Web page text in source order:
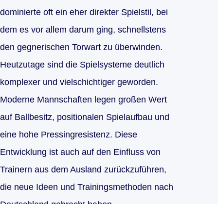
dominierte oft ein eher direkter Spielstil, bei
dem es vor allem darum ging, schnellstens
den gegnerischen Torwart zu überwinden.
Heutzutage sind die Spielsysteme deutlich
komplexer und vielschichtiger geworden.
Moderne Mannschaften legen großen Wert
auf Ballbesitz, positionalen Spielaufbau und
eine hohe Pressingresistenz. Diese
Entwicklung ist auch auf den Einfluss von
Trainern aus dem Ausland zurückzuführen,
die neue Ideen und Trainingsmethoden nach